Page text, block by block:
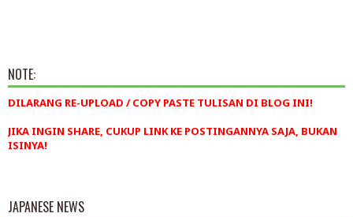
NOTE:
DILARANG RE-UPLOAD / COPY PASTE TULISAN DI BLOG INI!
JIKA INGIN SHARE, CUKUP LINK KE POSTINGANNYA SAJA, BUKAN
ISINYA!
JAPANESE NEWS